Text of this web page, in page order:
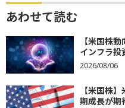
あわせて読む
【米国株
インフラ投
2026/08/06
【米国株
期成長が期